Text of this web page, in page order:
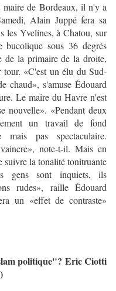
de Bordeaux, il n'y a
Alain Juppé fera sa
les Yvelines, à Chatou, sur
bucolique sous 36 degrés
de la primaire de la droite,
«C'est un élu du Sud-
chaud», s'amuse Édouard
Le maire du Havre n'est
nouvelle». «Pendant deux
un travail de fond
mais pas spectaculaire.
note-t-il. Mais en
suivre la tonalité tonitruante
gens sont inquiets, ils
rudes», raille Édouard
un «effet de contraste»
politique"? Eric Ciotti